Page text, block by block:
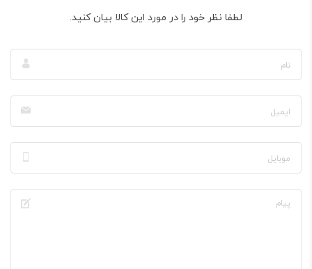
لطفا نظر خود را در مورد این کالا بیان کنید.